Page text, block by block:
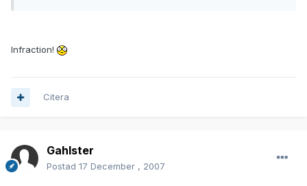
Infraction!
Citera
Gahlster
Postad 17 December , 2007